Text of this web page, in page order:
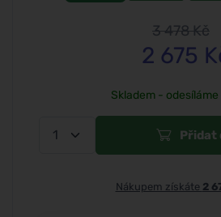
3 478Kč
2 675
Skladem - odesíláme
Přidat
Nákupem získáte 2